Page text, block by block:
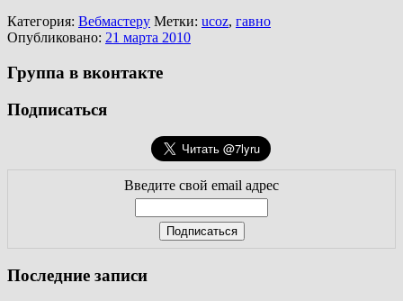
Категория: Вебмастеру Метки: ucoz, гавно
Опубликовано: 21 марта 2010
Группа в вконтакте
Подписаться
Введите свой email адрес
Последние записи